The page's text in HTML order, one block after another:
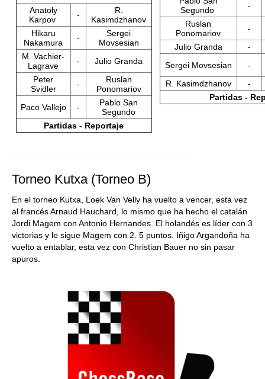
Anatoly
Karpov
-
R.
Kasimdzhanov
Hikaru
Nakamura
-
Sergei
Movsesian
M. Vachier-
Lagrave
-
Julio Granda
Peter
Svidler
-
Ruslan
Ponomariov
Paco Vallejo
-
Pablo San
Segundo
Partidas - Reportaje
Segundo
-
Ruslan
Ponomariov
-
Julio Granda
-
Sergei Movsesian
-
R. Kasimdzhanov
-
Partidas -
Torneo Kutxa (Torneo B)
En el torneo Kutxa, Loek Van Velly ha vuelto a vencer, esta vez
al francés Arnaud Hauchard, lo mismo que ha hecho el catalán
Jordi Magem con Antonio Hernandes. El holandés es líder con 3
victorias y le sigue Magem con 2. 5 puntos. Iñigo Argandoña ha
vuelto a entablar, esta vez con Christian Bauer no sin pasar
apuros.